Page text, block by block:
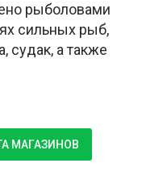
рыболовами
сильных рыб,
судак, а также
МАГАЗИНОВ